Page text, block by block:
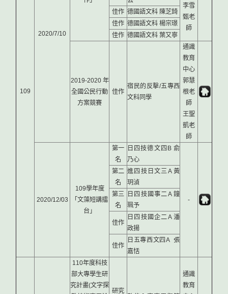
109
2020/7/10
李雪
甄老
師
佳作 德國語文科 陳芝錡
佳作 德國語文科 楊宗璟
佳作 德國語文科 葉又寧
2019-2020 年
全國公民行動
方案競賽
佳作
宿民的反擊/五專西
文科同學
通識
教育
中心
郭慧
根老
師
王聖
凱老
師
2020/12/03
109學年度
「文藻短講擂
台」
第一
名
日四技德文四B 俞
乃心
-
第二
名
進四技日文三A 黃
玥湞
第三
名
日四技國事二A 鐘
珮予
佳作
日四技國企二A 潘
政揚
佳作
日五專西文四A 張
嘉恬
110年度科技
部大專學生研
究計畫(文字探
研究
通識
教育